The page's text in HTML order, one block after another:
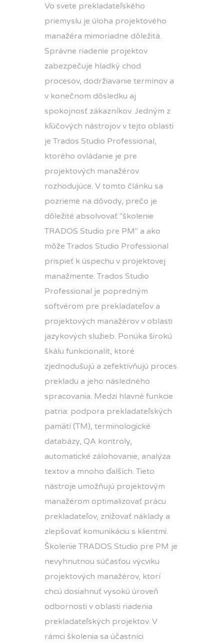
Vo svete prekladateľského
priemyslu je úloha projektového
manažéra mimoriadne dôležitá.
Správne riadenie projektov
zabezpečuje hladký chod
procesov, dodržiavanie termínov a
v konečnom dôsledku aj
spokojnosť zákazníkov. Jedným z
kľúčových nástrojov v tejto oblasti
je Trados Studio Professional,
ktorého ovládanie je pre
projektových manažérov
rozhodujúce. V tomto článku sa
pozrieme na dôvody, prečo je
dôležité absolvovať "školenie
TRADOS Studio pre PM" a ako
môže Trados Studio Professional
prispieť k úspechu v projektovej
manažmente. Trados Studio
Professional je popredným
softvérom pre prekladateľov a
projektových manažérov v oblasti
jazykových služieb. Ponúka širokú
škálu funkcionalít, ktoré
zjednodušujú a zefektívňujú proces
prekladu a jeho následného
spracovania. Medzi hlavné funkcie
patria: podpora prekladateľských
pamätí (TM), terminologické
databázy, QA kontroly,
automatické zálohovanie, analýza
textov a mnoho ďalších. Tieto
nástroje umožňujú projektovým
manažérom optimalizovať prácu
prekladateľov, znižovať náklady a
zlepšovať komunikáciu s klientmi.
Školenie TRADOS Studio pre PM je
nevyhnutnou súčasťou výcviku
projektových manažérov, ktorí
chcú dosiahnuť vysokú úroveň
odbornosti v oblasti riadenia
prekladateľských projektov. V
rámci školenia sa účastníci